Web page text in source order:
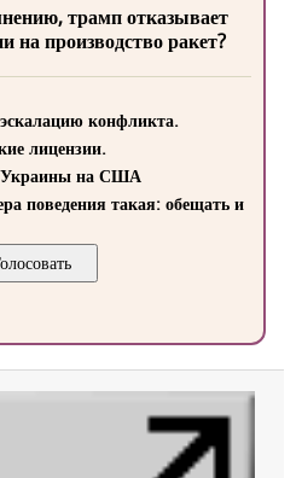
трамп отказывает
производство ракет?
конфликта.
лицензии.
Украины на США
поведения такая: обещать и